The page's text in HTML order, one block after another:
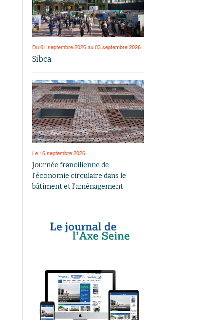
Du 01 septembre 2026 au 03 septembre 2026
Sibca
Le 16 septembre 2026
Journée francilienne de
l’économie circulaire dans le
bâtiment et l’aménagement